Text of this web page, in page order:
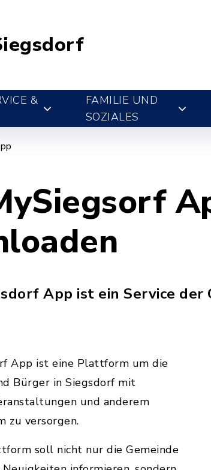
&
FAMILIE UND
SOZIALES
App ist ein Service der
App ist eine Plattform um die
Bürger in Siegsdorf mit
und anderem
zu versorgen.
soll nicht nur die Gemeinde